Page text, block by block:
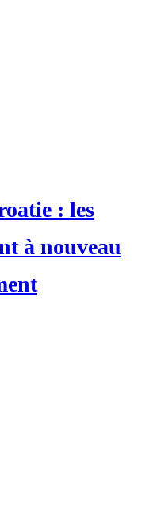
: les
à nouveau